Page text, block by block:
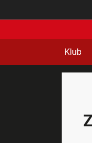
Klub